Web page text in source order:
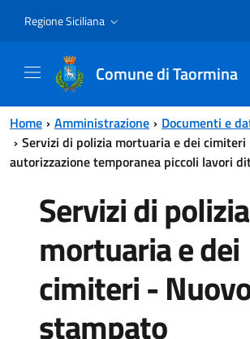
Regione Siciliana
Comune di Taormina
Home Amministrazione
Documenti e
Servizi di polizia mortuaria e dei
autorizzazione temporanea piccoli lavori
Servizi di polizia
mortuaria e dei
cimiteri -
stampato